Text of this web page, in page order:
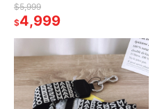
$5,999
$4,999